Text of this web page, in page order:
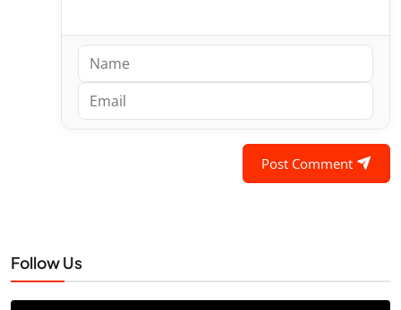
Post Comment
Follow Us